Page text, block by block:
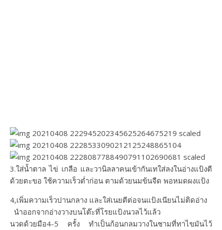
3.ใส่น้ำตาล​ ไข่​ เกลือ​ และวานิลลาคนเข้ากันเทใส่ลงในอ่างแป้งตี
ด้วยตะขอ​ ใช้ความเร็วต่ำก่อน ตามด้วยนมข้นจืด พอหมดผงแป้ง
4,เพิ่มความเร็วปานกลาง​ และใส่เนยตีต่อจนแป้งเนียนไม่ติดอ่าง​
นำออกจากอ่างวางบนโต๊ะที่โรยแป้งนวลไว้แล้ว
นวดด้วยมือ4-5​ ครั้ง​ ทำเป็นก้อนกลมวางในชามที่ทาไขมันไว้​